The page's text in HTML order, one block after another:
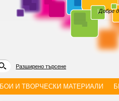
Добре
|
Разширено търсене
БОИ И ТВОРЧЕСКИ МАТЕРИАЛИ